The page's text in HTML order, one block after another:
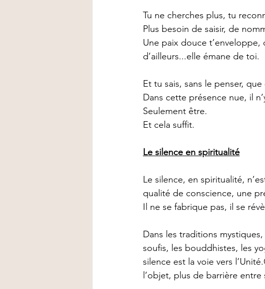
Tu ne cherches plus, tu
Plus besoin de saisir, de
Une paix douce
d’ailleurs...elle émane de toi.
Et tu sais, sans le penser,
Dans cette présence nue, il
Seulement être.
Et cela suffit.
Le silence en spiritualité
Le silence, en spiritualité,
qualité de conscience, une
Il ne se fabrique pas, il se
Dans les traditions
soufis, les bouddhistes, les
silence est la voie vers
l’objet, plus de barrière